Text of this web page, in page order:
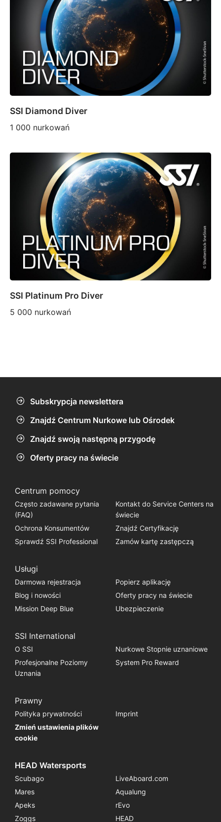
SSI Diamond Diver
1 000 nurkowań
SSI Platinum Pro Diver
5 000 nurkowań
Subskrypcja newslettera
Znajdź Centrum Nurkowe lub Ośrodek
Znajdź swoją następną przygodę
Oferty pracy na świecie
Centrum pomocy
Często zadawane pytania
(FAQ)
Kontakt do Service Centers na
świecie
Ochrona Konsumentów
Znajdź Certyfikację
Sprawdź SSI Professional
Zamów kartę zastępczą
Usługi
Darmowa rejestracja
Popierz aplikację
Blog i nowości
Oferty pracy na świecie
Mission Deep Blue
Ubezpieczenie
SSI International
O SSI
Nurkowe Stopnie uznaniowe
Profesjonalne Poziomy
Uznania
System Pro Reward
Prawny
Polityka prywatności
Imprint
Zmień ustawienia plików
cookie
HEAD Watersports
Scubago
LiveAboard.com
Mares
Aqualung
Apeks
rEvo
Zoggs
HEAD